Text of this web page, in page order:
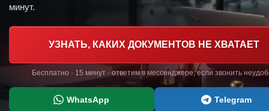
минут.
УЗНАТЬ, КАКИХ ДОКУМЕНТОВ НЕ ХВАТАЕТ
Бесплатно · 15 минут · ответим в мессенджере, если звонить
WhatsApp Telegram